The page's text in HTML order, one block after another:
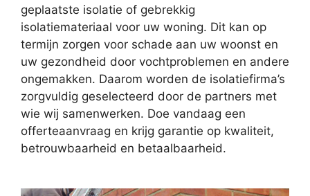
geplaatste isolatie of gebrekkig
isolatiemateriaal voor uw woning. Dit kan op
termijn zorgen voor schade aan uw woonst en
uw gezondheid door vochtproblemen en andere
ongemakken. Daarom worden de isolatiefirma’s
zorgvuldig geselecteerd door de partners met
wie wij samenwerken. Doe vandaag een
offerteaanvraag en krijg garantie op kwaliteit,
betrouwbaarheid en betaalbaarheid.